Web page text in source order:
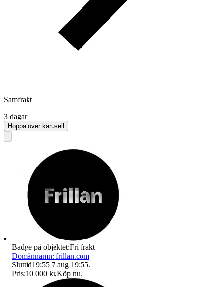
Samfrakt
3 dagar
Hoppa över karusell
Badge på objektet:Fri frakt
Domännamn: frillan.com
Sluttid19:55 7 aug 19:55.
Pris:10 000 kr,Köp nu.